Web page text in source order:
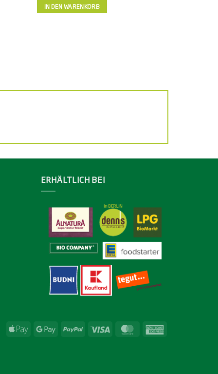
IN DEN WARENKORB
ERHÄLTLICH BEI
Apple
Google PayPal Visa MasterCard